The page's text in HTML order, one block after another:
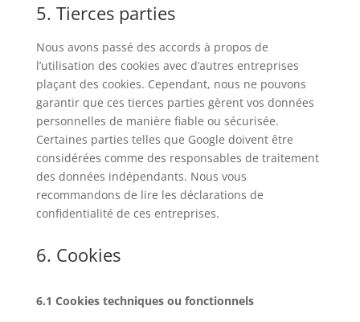
5. Tierces parties
Nous avons passé des accords à propos de
l’utilisation des cookies avec d’autres entreprises
plaçant des cookies. Cependant, nous ne pouvons
garantir que ces tierces parties gèrent vos données
personnelles de manière fiable ou sécurisée.
Certaines parties telles que Google doivent être
considérées comme des responsables de traitement
des données indépendants. Nous vous
recommandons de lire les déclarations de
confidentialité de ces entreprises.
6. Cookies
6.1 Cookies techniques ou fonctionnels